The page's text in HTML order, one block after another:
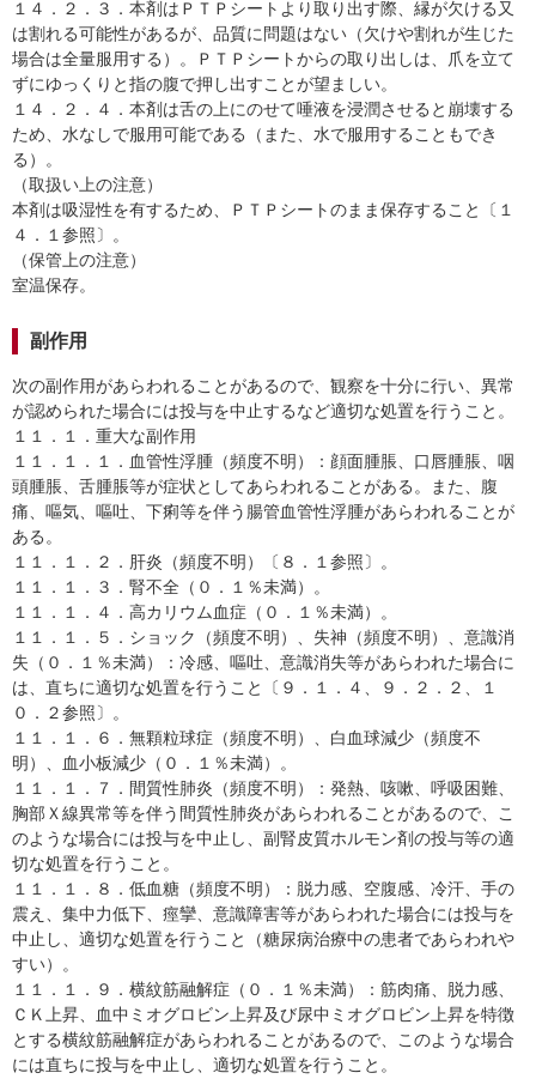
１４．２．３．本剤はＰＴＰシートより取り出す際、縁が欠ける又
は割れる可能性があるが、品質に問題はない（欠けや割れが生じた
場合は全量服用する）。ＰＴＰシートからの取り出しは、爪を立て
ずにゆっくりと指の腹で押し出すことが望ましい。
１４．２．４．本剤は舌の上にのせて唾液を浸潤させると崩壊する
ため、水なしで服用可能である（また、水で服用することもでき
る）。
（取扱い上の注意）
本剤は吸湿性を有するため、ＰＴＰシートのまま保存すること〔１
４．１参照〕。
（保管上の注意）
室温保存。
副作用
次の副作用があらわれることがあるので、観察を十分に行い、異常
が認められた場合には投与を中止するなど適切な処置を行うこと。
１１．１．重大な副作用
１１．１．１．血管性浮腫（頻度不明）：顔面腫脹、口唇腫脹、咽
頭腫脹、舌腫脹等が症状としてあらわれることがある。また、腹
痛、嘔気、嘔吐、下痢等を伴う腸管血管性浮腫があらわれることが
ある。
１１．１．２．肝炎（頻度不明）〔８．１参照〕。
１１．１．３．腎不全（０．１％未満）。
１１．１．４．高カリウム血症（０．１％未満）。
１１．１．５．ショック（頻度不明）、失神（頻度不明）、意識消
失（０．１％未満）：冷感、嘔吐、意識消失等があらわれた場合に
は、直ちに適切な処置を行うこと〔９．１．４、９．２．２、１
０．２参照〕。
１１．１．６．無顆粒球症（頻度不明）、白血球減少（頻度不
明）、血小板減少（０．１％未満）。
１１．１．７．間質性肺炎（頻度不明）：発熱、咳嗽、呼吸困難、
胸部Ｘ線異常等を伴う間質性肺炎があらわれることがあるので、こ
のような場合には投与を中止し、副腎皮質ホルモン剤の投与等の適
切な処置を行うこと。
１１．１．８．低血糖（頻度不明）：脱力感、空腹感、冷汗、手の
震え、集中力低下、痙攣、意識障害等があらわれた場合には投与を
中止し、適切な処置を行うこと（糖尿病治療中の患者であらわれや
すい）。
１１．１．９．横紋筋融解症（０．１％未満）：筋肉痛、脱力感、
ＣＫ上昇、血中ミオグロビン上昇及び尿中ミオグロビン上昇を特徴
とする横紋筋融解症があらわれることがあるので、このような場合
には直ちに投与を中止し、適切な処置を行うこと。